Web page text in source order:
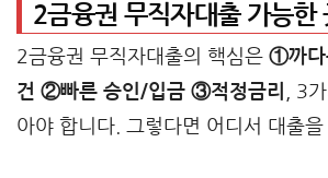
2금융권 무직자대출 가능한
2금융권 무직자대출의 핵심은 ①까다
건 ②빠른 승인/입금 ③적정금리
, 3
아야 합니다. 그렇다면 어디서 대출